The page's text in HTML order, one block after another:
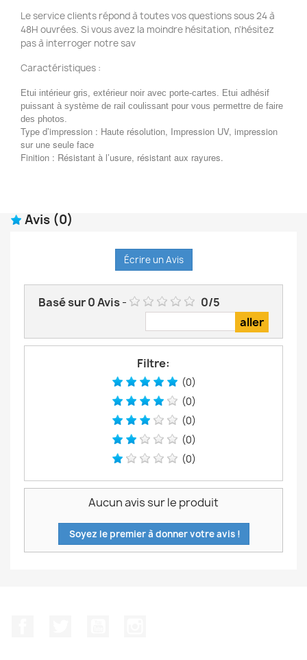
Le service clients répond à toutes vos questions sous 24 à
48H ouvrées. Si vous avez la moindre hésitation, n'hésitez
pas à interroger notre sav
Caractéristiques :
Etui intérieur gris, extérieur noir avec porte-cartes. Etui adhésif
puissant à système de rail coulissant pour vous permettre de faire
des photos.
Type d’impression : Haute résolution, Impression UV, impression
sur une seule face
Finition : Résistant à l’usure, résistant aux rayures.
Avis (0)
Écrire un Avis
Basé sur0Avis- 0/5
Filtre:
(0)
(0)
(0)
(0)
(0)
Aucun avis sur le produit
Soyez le premier à donner votre avis !